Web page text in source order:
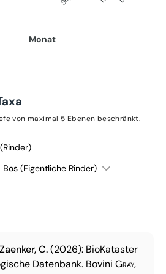
Monat
von maximal 5 Ebenen beschränkt.
(Rinder)
Bos (Eigentliche Rinder)
C.(2026): BioKataster
Datenbank. Bovini Gray,